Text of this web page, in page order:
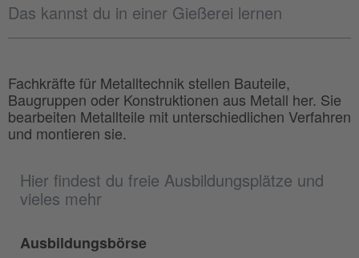
Hier findest du freie Ausbildungsplätze und
vieles mehr
Ausbildungsbörse
Das kannst du in einer Gießerei lernen
Fachkräfte für Metalltechnik stellen Bauteile,
Baugruppen oder Konstruktionen aus Metall her. Sie
bearbeiten Metallteile mit unterschiedlichen Verfahren
und montieren sie.